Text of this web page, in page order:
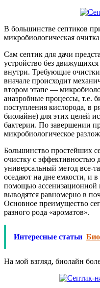
В большинстве септиков
микробиологическая
Сам септик для дачи
устройство без
внутри. Требующие
вначале происходит
втором этапе —
анаэробные процессы, т.е.
поступления кислорода, в
биолайне) для этих целей
бактерии. По завершении
микробиологическое
Большинство простейших
очистку с эффективностью
универсальный метод все-
оседают на дне емкости, и
помощью
выводятся равномерно в
Основное преимущество
разного рода «ароматов».
Интересные статьи
На мой взгляд, биолайн